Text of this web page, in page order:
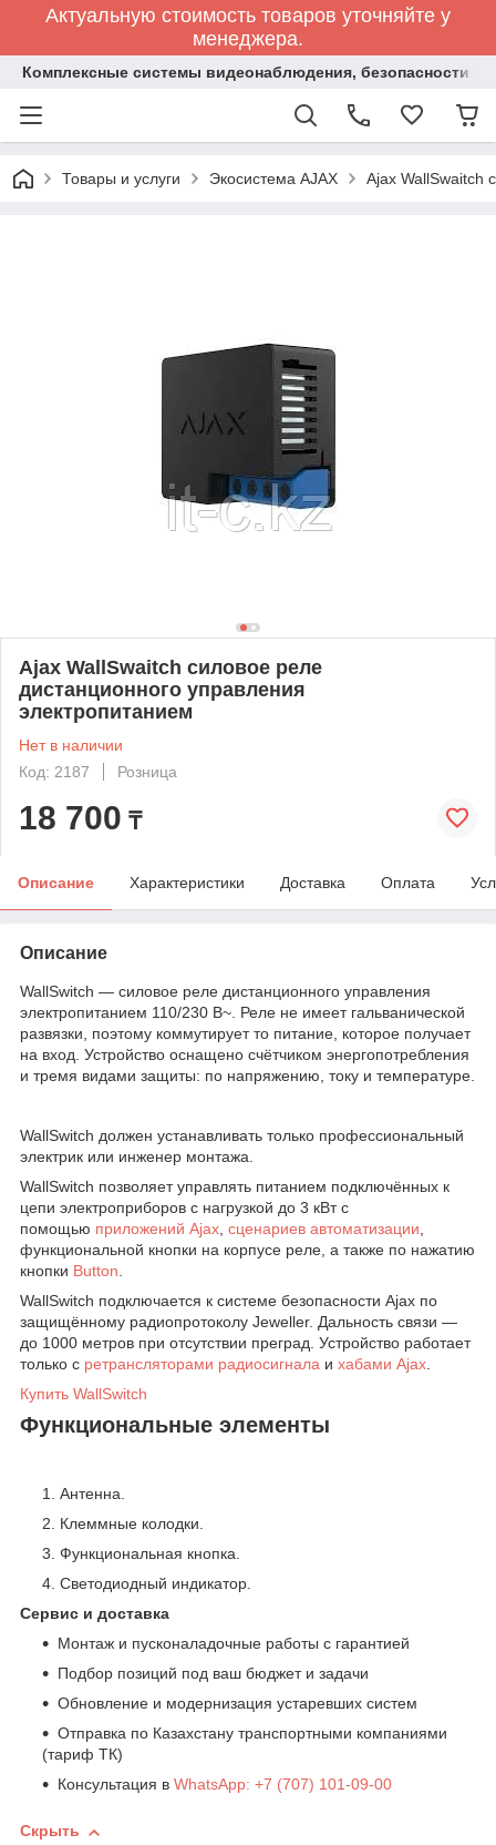
Актуальную стоимость товаров уточняйте у
менеджера.
Комплексные системы видеонаблюдения, безопасности и
Товары и услуги Экосистема AJAX Ajax WallSwaitch
Ajax WallSwaitch силовое реле
дистанционного управления
электропитанием
Нет в наличии
Код: 2187
Розница
18 700 ₸
Описание Характеристики Доставка Оплата
Описание
WallSwitch — силовое реле дистанционного управления
электропитанием 110/230 В~. Реле не имеет гальванической
развязки, поэтому коммутирует то питание, которое получает
на вход. Устройство оснащено счётчиком энергопотребления
и тремя видами защиты: по напряжению, току и температуре.
WallSwitch должен устанавливать только профессиональный
электрик или инженер монтажа.
WallSwitch позволяет управлять питанием подключённых к
цепи электроприборов с нагрузкой до 3 кВт с
помощью приложений Ajax сценариев автоматизации
функциональной кнопки на корпусе реле, а также по нажатию
кнопки Button
WallSwitch подключается к системе безопасности Ajax по
защищённому радиопротоколу Jeweller. Дальность связи —
до 1000 метров при отсутствии преград. Устройство работает
только с ретрансляторами радиосигнала и хабами Ajax
Купить WallSwitch
Функциональные элементы
Антенна.
Клеммные колодки.
Функциональная кнопка.
Светодиодный индикатор.
Сервис и доставка
Монтаж и пусконаладочные работы с гарантией
Подбор позиций под ваш бюджет и задачи
Обновление и модернизация устаревших систем
Отправка по Казахстану транспортными компаниями
(тариф ТК)
Консультация в WhatsApp: +7 (707) 101-09-00
Скрыть